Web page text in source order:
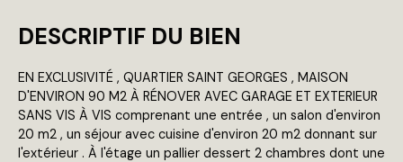
DESCRIPTIF DU BIEN
EN EXCLUSIVITÉ , QUARTIER SAINT GEORGES , MAISON
D'ENVIRON 90 M2 À RÉNOVER AVEC GARAGE ET EXTERIEUR
SANS VIS À VIS comprenant une entrée , un salon d'environ
20 m2 , un séjour avec cuisine d'environ 20 m2 donnant sur
l'extérieur . À l'étage un pallier dessert 2 chambres dont une